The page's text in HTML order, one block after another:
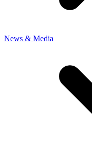
News & Media